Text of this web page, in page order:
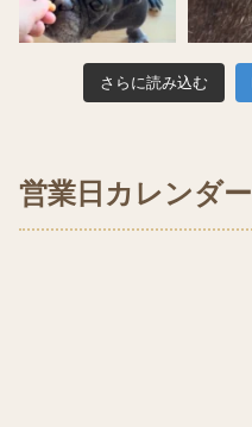
さらに読み込む
営業日カレンダー